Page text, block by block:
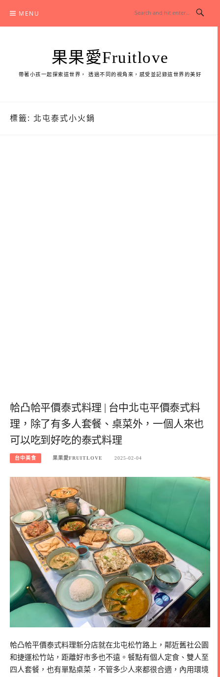
content
MENU
果果愛Fruitlove
帶著小孩一起探索這世界， 透過不同的視角來，感受並記錄這世界的美好
標籤: 北屯泰式小火鍋
帢凸帢平價泰式料理 | 台中北屯平價泰式料
理，除了有多人套餐、桌菜外，一個人來也
可以吃到好吃的泰式料理
台中美食 果果愛FRUITLOVE 2025-02-04
帢凸帢平價泰式料理新分店就在北屯松竹路上，鄰近舊社公園
和捷運松竹站，距離好市多也不遠。餐點有個人定食、雙人至
四人套餐，也有單點桌菜，不管多少人來都很合適，內用環境